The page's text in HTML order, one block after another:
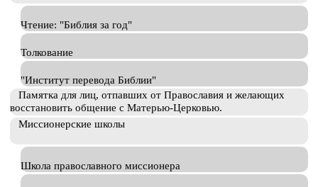
Чтение: "Библия за год"
Толкование
"Институт перевода Библии"
Памятка для лиц, отпавших от Православия и желающих
восстановить общение с Матерью-Церковью.
Миссионерские школы
Школа православного миссионера